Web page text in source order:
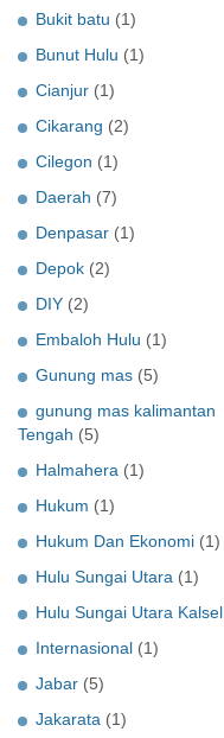
Bukit batu (1)
Bunut Hulu (1)
Cianjur (1)
Cikarang (2)
Cilegon (1)
Daerah (7)
Denpasar (1)
Depok (2)
DIY (2)
Embaloh Hulu (1)
Gunung mas (5)
gunung mas kalimantan
Tengah (5)
Halmahera (1)
Hukum (1)
Hukum Dan Ekonomi (1)
Hulu Sungai Utara (1)
Hulu Sungai Utara Kalsel
Internasional (1)
Jabar (5)
Jakarata (1)